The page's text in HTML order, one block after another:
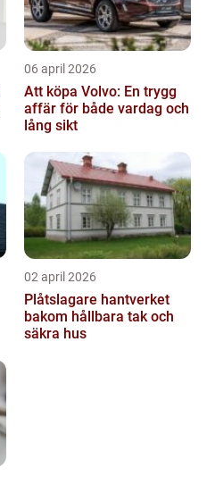
06 april 2026
Att köpa Volvo: En trygg
affär för både vardag och
lång sikt
02 april 2026
Plåtslagare hantverket
bakom hållbara tak och
säkra hus